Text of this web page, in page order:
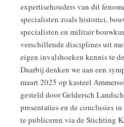
expertisehouders van dit
specialisten zoals historici,
specialisten en militair
verschillende disciplines uit
eigen invalshoeken kennis te
Daarbij denken we aan een
maart 2025 op kasteel
gesteld door Geldersch
presentaties en de conclusies
te publiceren via de Stichting